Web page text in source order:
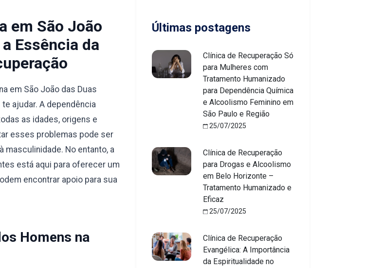
em São João
Essência da
em São João das Duas
ajudar. A dependência
as idades, origens e
esses problemas pode ser
masculinidade. No entanto, a
está aqui para oferecer um
encontrar apoio para sua
Homens na
Últimas postagens
Clínica de Recuperação Só
para Mulheres com
Tratamento Humanizado
para Dependência Química
e Alcoolismo Feminino em
São Paulo e Região
25/07/2025
Clínica de Recuperação
para Drogas e Alcoolismo
em Belo Horizonte –
Tratamento Humanizado e
Eficaz
25/07/2025
Clínica de Recuperação
Evangélica: A Importância
da Espiritualidade no